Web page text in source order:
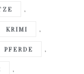
,
KRIMI ,
PFERDE ,
,